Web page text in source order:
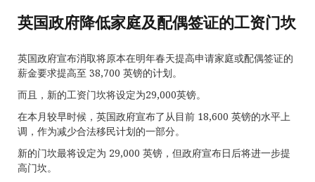
英国政府降低家庭及配偶签证的工资门坎
英国政府宣布消取将原本在明年春天提高申请家庭或配偶签证的
薪金要求提高至 38,700 英镑的计划。
而且，新的工资门坎将设定为29,000英镑。
在本月较早时候，英国政府宣布了从目前 18,600 英镑的水平上
调，作为减少合法移民计划的一部分。
新的门坎最将设定为 29,000 英镑，但政府宣布日后将进一步提
高门坎。